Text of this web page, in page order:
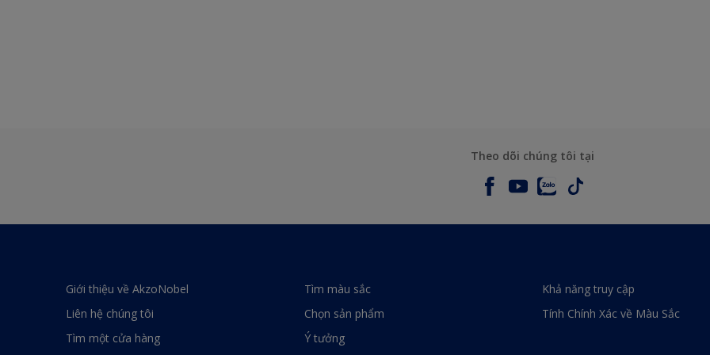
Theo dõi chúng tôi tại
Giới thiệu về AkzoNobel
Liên hệ chúng tôi
Tìm một cửa hàng
Tìm màu sắc
Chọn sản phẩm
Ý tưởng
Khả năng truy cập
Tính Chính Xác về Màu Sắc